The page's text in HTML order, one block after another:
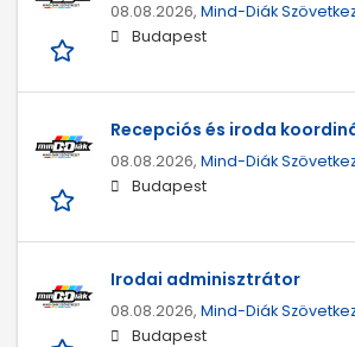
08.08.2026, Mind-Diák
Budapest
Recepciós és iroda
08.08.2026, Mind-Diák
Budapest
Irodai adminisztrátor
08.08.2026, Mind-Diák
Budapest